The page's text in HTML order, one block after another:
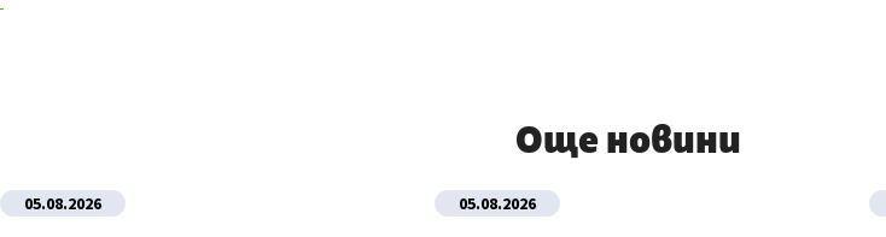
Още новини
05.08.2026 05.08.2026